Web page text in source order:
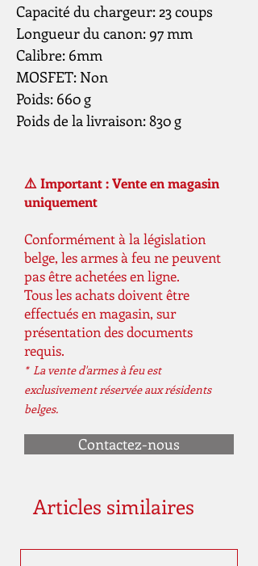
Capacité du chargeur: 23 coups
Longueur du canon: 97 mm
Calibre: 6mm
MOSFET: Non
Poids: 660 g
Poids de la livraison: 830 g
⚠️ Important : Vente en magasin
uniquement
Conformément à la législation
belge, les armes à feu ne peuvent
pas être achetées en ligne.
Tous les achats doivent être
effectués en magasin, sur
présentation des documents
requis.
* La vente d'armes à feu est
exclusivement réservée aux résidents
belges.
Contactez-nous
Articles similaires